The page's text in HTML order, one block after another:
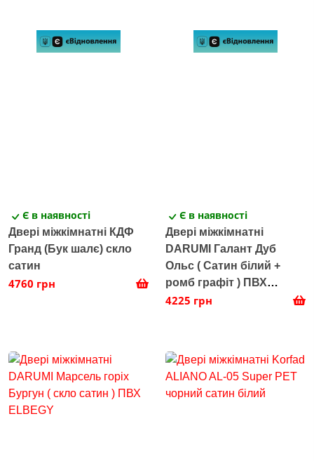
Є в наявності
Двері міжкімнатні КДФ
Гранд (Бук шалє) скло
сатин
4760 грн
Є в наявності
Двері міжкімнатні
DARUMI Галант Дуб
Ольс ( Сатин білий +
ромб графіт ) ПВХ
ELBEGY
4225 грн